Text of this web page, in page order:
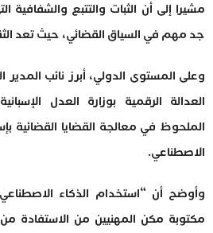
مشيرا إلى أن الثبات والتتبع والشفافية
جد مهم في السياق القضائي، حيث تعد
وعلى المستوى الدولي، أبرز نائب المدير
العدالة الرقمية بوزارة العدل
الملحوظ في معالجة القضايا القضائية
الاصطناعي.
وأوضح أن “استخدام الذكاء
مكتوبة مكن المهنيين من الاستفادة